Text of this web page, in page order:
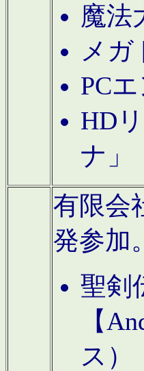
魔法
メガ
PC
HD
ナ」
有限会
発参加
聖剣
【
ス）